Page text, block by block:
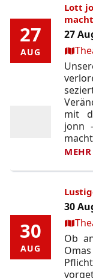
27
AUG
27
AUG
Lott
27
Ort:
mit
jonn
30
AUG
30
AUG
30
Ort:
Ob